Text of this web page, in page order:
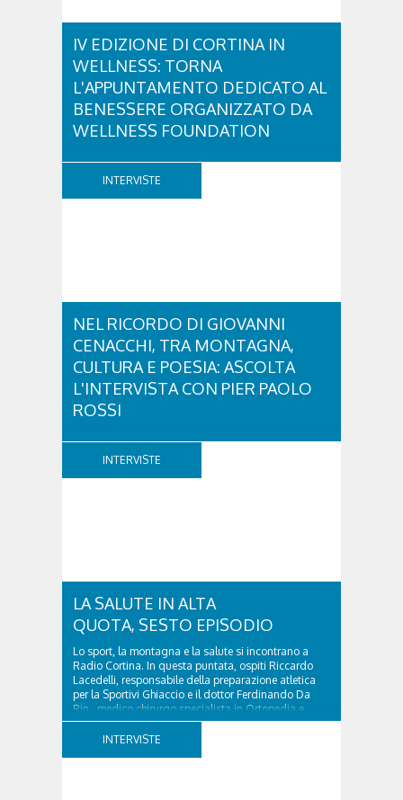
IV EDIZIONE DI CORTINA IN
WELLNESS: TORNA
L'APPUNTAMENTO DEDICATO AL
BENESSERE ORGANIZZATO DA
WELLNESS FOUNDATION
cultura del benessere e dei corretti stili di vita.
Promosso dalla Wellness Foundation –
INTERVISTE
NEL RICORDO DI GIOVANNI
CENACCHI, TRA MONTAGNA,
CULTURA E POESIA: ASCOLTA
L'INTERVISTA CON PIER PAOLO
ROSSI
ha lasciato un segno profondo nel mondo della
montagna e della cultura. Scrittore, alpinista,
INTERVISTE
LA SALUTE IN ALTA
QUOTA, SESTO EPISODIO
Lo sport, la montagna e la salute si incontrano a
Radio Cortina. In questa puntata, ospiti Riccardo
Lacedelli, responsabile della preparazione atletica
per la Sportivi Ghiaccio e il dottor Ferdinando Da
Rin, medico chirurgo specialista in Ortopedia e
Traumatologia di Ospedale Cortina. GVM...
INTERVISTE